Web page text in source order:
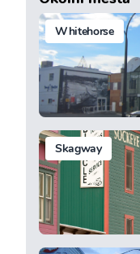
Whitehorse
Skagway